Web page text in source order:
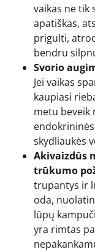
vaikas ne tik
apatiškas,
prigulti,
bendru
Svorio
Jei vaikas
kaupiasi
metu beveik
skydliaukės
Akivaizdūs
trūkumo
trupantys ir
oda,
lūpų
yra rimtas